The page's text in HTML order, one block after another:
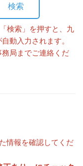
検索
検索」を押すと、九
動入力されます。
局までご連絡くだ
情報を確認してくだ